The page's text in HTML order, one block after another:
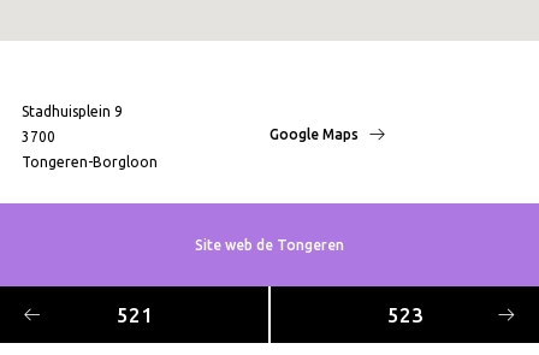
Stadhuisplein 9
3700
Tongeren-Borgloon
Google Maps
Site web de Tongeren
521 523